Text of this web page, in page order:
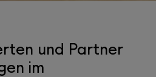
und Partner
im